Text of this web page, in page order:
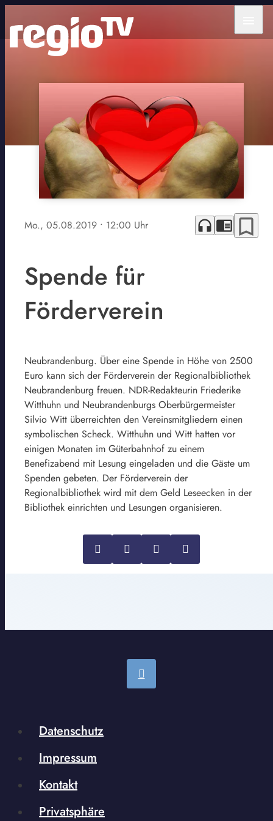
Mo., 05.08.2019 • 12:00 Uhr headphones chrome_reader_mode bookmark_border
Spende für
Förderverein
Neubrandenburg. Über eine Spende in Höhe von 2500
Euro kann sich der Förderverein der Regionalbibliothek
Neubrandenburg freuen. NDR-Redakteurin Friederike
Witthuhn und Neubrandenburgs Oberbürgermeister
Silvio Witt überreichten den Vereinsmitgliedern einen
symbolischen Scheck. Witthuhn und Witt hatten vor
einigen Monaten im Güterbahnhof zu einem
Benefizabend mit Lesung eingeladen und die Gäste um
Spenden gebeten. Der Förderverein der
Regionalbibliothek wird mit dem Geld Leseecken in der
Bibliothek einrichten und Lesungen organisieren.
Datenschutz
Impressum
Kontakt
Privatsphäre